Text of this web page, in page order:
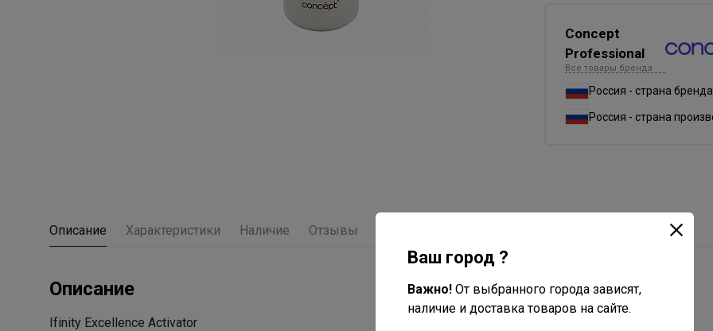
Concept
Professional
Все товары бренда
Россия - страна бренда
Россия - страна
Описание Характеристики Наличие Отзывы
Описание
Ifinity Excellence Activator
Ваш город ?
Важно! От выбранного города зависят,
наличие и доставка товаров на сайте.